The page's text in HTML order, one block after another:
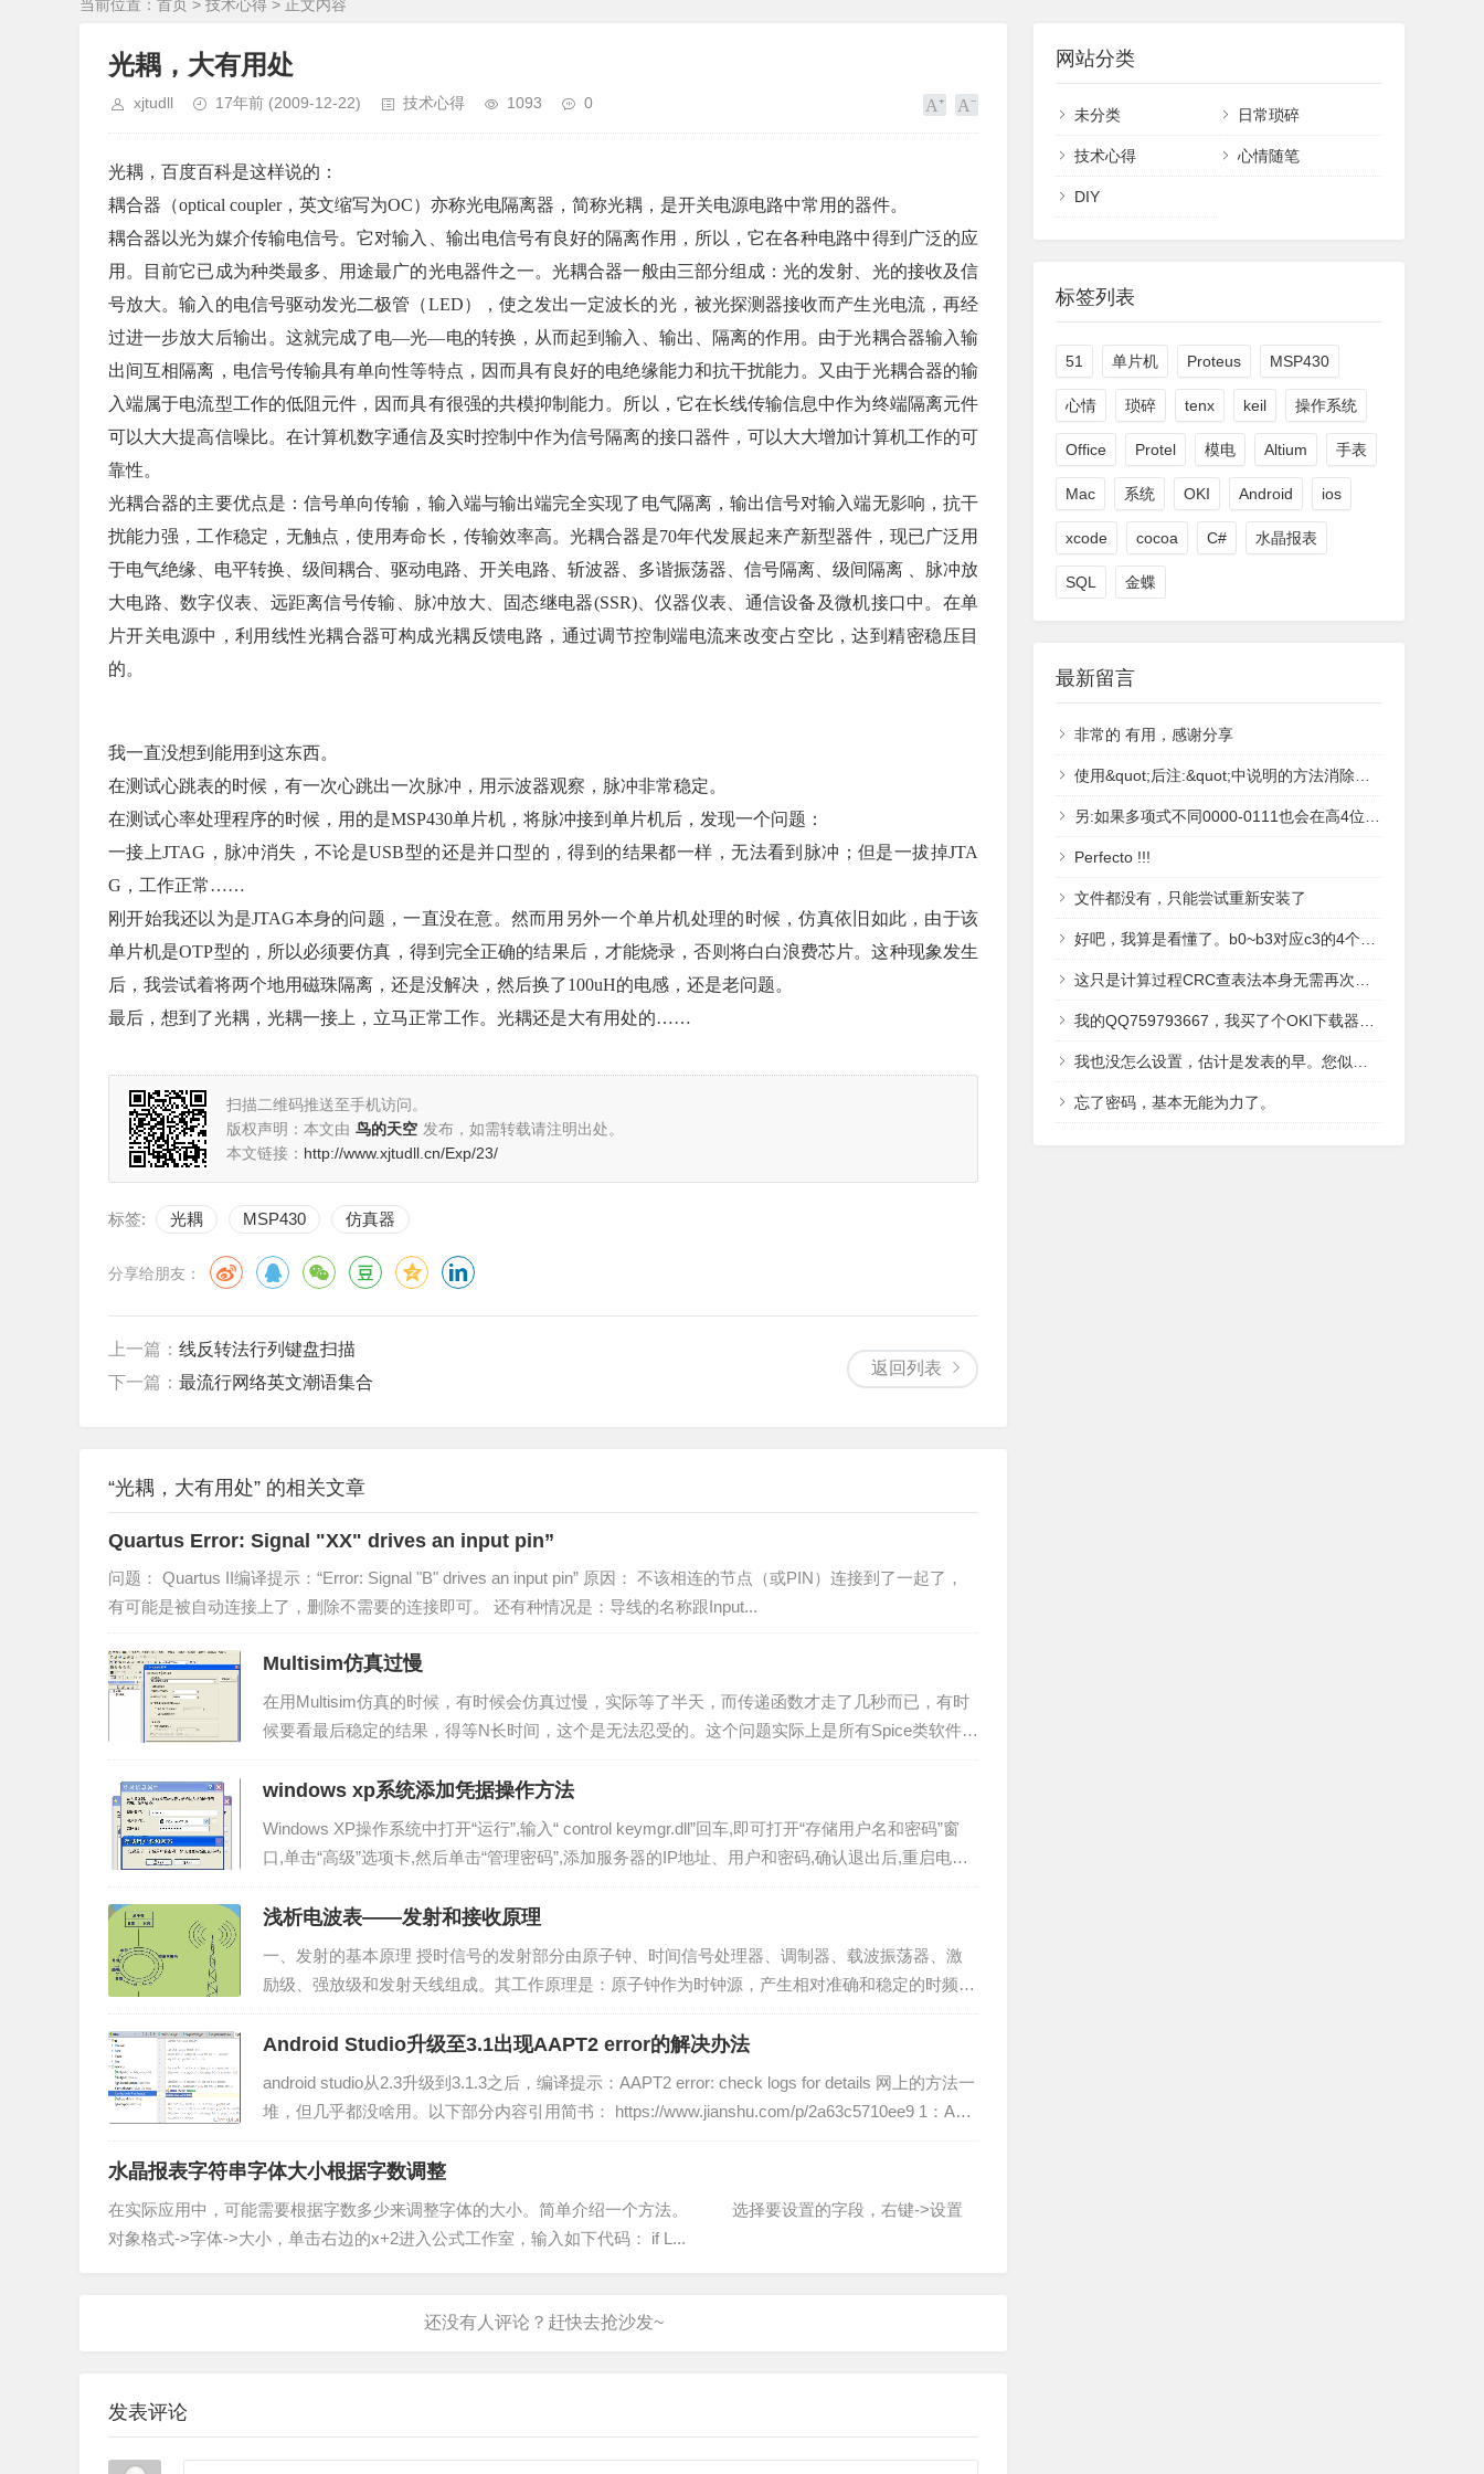
当前位置： 首页 > 技术心得 > 正文内容
光耦，大有用处
xjtudll 17年前 (2009-12-22) 技术心得 1093 0
光耦，百度百科是这样说的：
耦合器（optical coupler，英文缩写为OC）亦称光电隔离器，简称光耦，是开关电源电路中常用的器件。
耦合器以光为媒介传输电信号。它对输入、输出电信号有良好的隔离作用，所以，它在各种电路中得到广泛的应
用。目前它已成为种类最多、用途最广的光电器件之一。光耦合器一般由三部分组成：光的发射、光的接收及信
号放大。输入的电信号驱动发光二极管（LED），使之发出一定波长的光，被光探测器接收而产生光电流，再经
过进一步放大后输出。这就完成了电—光—电的转换，从而起到输入、输出、隔离的作用。由于光耦合器输入输
出间互相隔离，电信号传输具有单向性等特点，因而具有良好的电绝缘能力和抗干扰能力。又由于光耦合器的输
入端属于电流型工作的低阻元件，因而具有很强的共模抑制能力。所以，它在长线传输信息中作为终端隔离元件
可以大大提高信噪比。在计算机数字通信及实时控制中作为信号隔离的接口器件，可以大大增加计算机工作的可
靠性。
光耦合器的主要优点是：信号单向传输，输入端与输出端完全实现了电气隔离，输出信号对输入端无影响，抗干
扰能力强，工作稳定，无触点，使用寿命长，传输效率高。光耦合器是70年代发展起来产新型器件，现已广泛用
于电气绝缘、电平转换、级间耦合、驱动电路、开关电路、斩波器、多谐振荡器、信号隔离、级间隔离 、脉冲放
大电路、数字仪表、远距离信号传输、脉冲放大、固态继电器(SSR)、仪器仪表、通信设备及微机接口中。在单
片开关电源中，利用线性光耦合器可构成光耦反馈电路，通过调节控制端电流来改变占空比，达到精密稳压目
的。
我一直没想到能用到这东西。
在测试心跳表的时候，有一次心跳出一次脉冲，用示波器观察，脉冲非常稳定。
在测试心率处理程序的时候，用的是MSP430单片机，将脉冲接到单片机后，发现一个问题：
一接上JTAG，脉冲消失，不论是USB型的还是并口型的，得到的结果都一样，无法看到脉冲；但是一拔掉JTA
G，工作正常……
刚开始我还以为是JTAG本身的问题，一直没在意。然而用另外一个单片机处理的时候，仿真依旧如此，由于该
单片机是OTP型的，所以必须要仿真，得到完全正确的结果后，才能烧录，否则将白白浪费芯片。这种现象发生
后，我尝试着将两个地用磁珠隔离，还是没解决，然后换了100uH的电感，还是老问题。
最后，想到了光耦，光耦一接上，立马正常工作。光耦还是大有用处的……
扫描二维码推送至手机访问。
版权声明：本文由 鸟的天空 发布，如需转载请注明出处。
本文链接： http://www.xjtudll.cn/Exp/23/
标签: 光耦 MSP430 仿真器
分享给朋友：
返回列表
上一篇： 线反转法行列键盘扫描
下一篇： 最流行网络英文潮语集合
“光耦，大有用处” 的相关文章
Quartus Error: Signal "XX" drives an input pin”
问题： Quartus II编译提示：“Error: Signal "B" drives an input pin” 原因： 不该相连的节点（或PIN）连接到了一起了，
有可能是被自动连接上了，删除不需要的连接即可。 还有种情况是：导线的名称跟Input...
Multisim仿真过慢
在用Multisim仿真的时候，有时候会仿真过慢，实际等了半天，而传递函数才走了几秒而已，有时
候要看最后稳定的结果，得等N长时间，这个是无法忍受的。这个问题实际上是所有Spice类软件的
通病，如果你按照软件的默认设置的话，有些仿真进程就是很慢。 解决办法： 修改仿真的步进
值。如图（以中文版为例）...
windows xp系统添加凭据操作方法
Windows XP操作系统中打开“运行”,输入“ control keymgr.dll”回车,即可打开“存储用户名和密码”窗
口,单击“高级”选项卡,然后单击“管理密码”,添加服务器的IP地址、用户和密码,确认退出后,重启电
脑。...
浅析电波表——发射和接收原理
一、发射的基本原理 授时信号的发射部分由原子钟、时间信号处理器、调制器、载波振荡器、激
励级、强放级和发射天线组成。其工作原理是：原子钟作为时钟源，产生相对准确和稳定的时频标
准，这个频率标准通过系统分频器得到实时的标准时间信息。如：年、月、日、时、分、秒、毫
秒、微妙等时间信息，这些时间信息通过时间信息...
Android Studio升级至3.1出现AAPT2 error的解决办法
android studio从2.3升级到3.1.3之后，编译提示：AAPT2 error: check logs for details 网上的方法一
堆，但几乎都没啥用。以下部分内容引用简书： https://www.jianshu.com/p/2a63c5710ee9 1：Andr
oid Stu...
水晶报表字符串字体大小根据字数调整
在实际应用中，可能需要根据字数多少来调整字体的大小。简单介绍一个方法。 选择要设置的字段，右键->设置
对象格式->字体->大小，单击右边的x+2进入公式工作室，输入如下代码： if L...
发表评论
网站分类
未分类 日常琐碎
技术心得 心情随笔
DIY
标签列表
51 单片机 Proteus MSP430
心情 琐碎 tenx keil 操作系统
Office Protel 模电 Altium 手表
Mac 系统 OKI Android ios
xcode cocoa C# 水晶报表
SQL 金蝶
最新留言
非常的 有用，感谢分享
使用&quot;后注:&quot;中说明的方法消除了高4位产生的1.
另:如果多项式不同0000-0111也会在高4位中多产生1.
Perfecto !!!
文件都没有，只能尝试重新安装了
好吧，我算是看懂了。b0~b3对应c3的4个位置，当前位置为1时等于poly对应的偏移值，否则为0；比如c3=1001，b3=Poly &lt;&lt;3; b2=0; b1 = 0; b0 = Poly &lt;&lt; 0计算驱动表的时候，是c3左移4个位置作为测试护具，也就是c3=10010000，因此，驱动表的值为：c3^b3^b2^b1 = 10010000^10011000^0^0^10011 = 1000^10011=11011^10011=1000感谢博主的文章！
这只是计算过程CRC查表法本身无需再次判断，得表的过程已经判断完了。
我的QQ759793667，我买了个OKI下载器，送的光盘里面有2016年翻译好的，IDE,LCD,还有内核，用户手册讲解的中文资料。
我也没怎么设置，估计是发表的早。您似乎并没有留下QQ。OKI有中文资料？？据我了解，只有496有中文吧。
忘了密码，基本无能为力了。